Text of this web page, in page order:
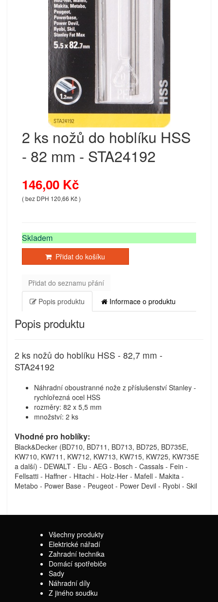
2 ks nožů do hoblíku HSS
- 82 mm - STA24192
146,00 Kč
( bez DPH 120,66 Kč )
Skladem
Přidat do košíku
Přidat do seznamu přání
Popis produktu
Informace o produktu
Popis produktu
2 ks nožů do hoblíku HSS - 82,7 mm -
STA24192
Náhradní oboustranné nože z příslušenství Stanley -
rychlořezná ocel HSS
rozměry: 82 x 5,5 mm
množství: 2 ks
Vhodné pro hoblíky:
Black&Decker (BD710, BD711, BD713, BD725, BD735E,
KW710, KW711, KW712, KW713, KW715, KW725, KW735E
a další) - DEWALT - Elu - AEG - Bosch - Cassals - Fein -
Fellsatti - Haffner - Hitachi - Holz-Her - Mafell - Makita -
Metabo - Power Base - Peugeot - Power Devil - Ryobi - Skil
Všechny produkty
Elektrické nářadí
Zahradní technika
Domácí spotřebiče
Sady
Náhradní díly
Z jiného soudku